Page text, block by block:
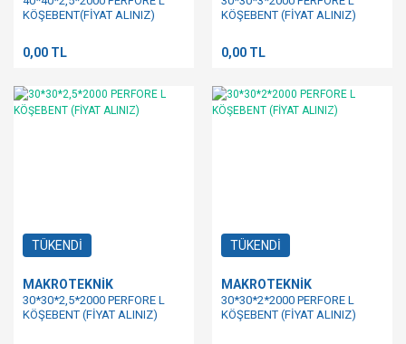
KÖŞEBENT(FİYAT ALINIZ)
0,00 TL
KÖŞEBENT (FİYAT ALINIZ)
0,00 TL
TÜKENDİ
MAKROTEKNİK
30*30*2,5*2000 PERFORE L
KÖŞEBENT (FİYAT ALINIZ)
TÜKENDİ
MAKROTEKNİK
30*30*2*2000 PERFORE L
KÖŞEBENT (FİYAT ALINIZ)